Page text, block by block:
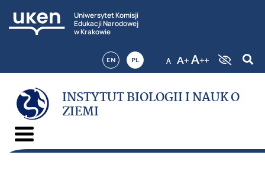
Uniwersytet Komisji
Edukacji Narodowej
w Krakowie
EN PL
INSTYTUT BIOLOGII I NAUK O
ZIEMI